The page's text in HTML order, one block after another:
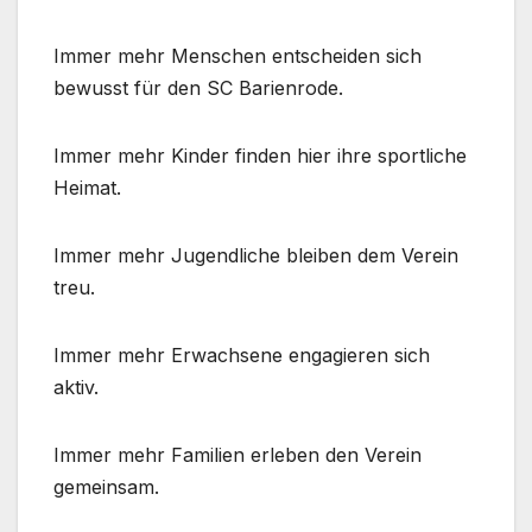
Immer mehr Menschen entscheiden sich
bewusst für den SC Barienrode.
Immer mehr Kinder finden hier ihre sportliche
Heimat.
Immer mehr Jugendliche bleiben dem Verein
treu.
Immer mehr Erwachsene engagieren sich
aktiv.
Immer mehr Familien erleben den Verein
gemeinsam.